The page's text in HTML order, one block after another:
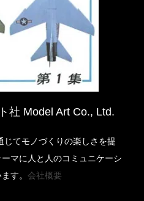
社 Model Art Co., Ltd.
てモノづくりの楽しさを提
マに人と人のコミュニケーシ
ます。会社概要